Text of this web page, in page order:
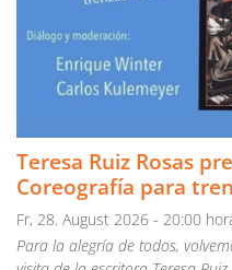
Teresa Ruiz Rosas
Coreografía para
Fr, 28. August 2026 - 20:00
Para la alegría de todos,